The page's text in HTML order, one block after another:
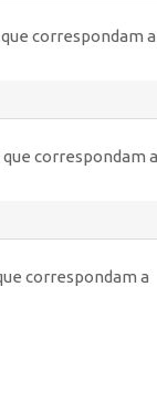
correspondam a
correspondam a
correspondam a